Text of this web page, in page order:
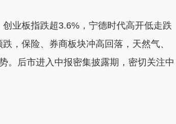
业板指跌超3.6%，宁德时代高开低走跌
，保险、券商板块冲高回落，天然气、
。后市进入中报密集披露期，密切关注中